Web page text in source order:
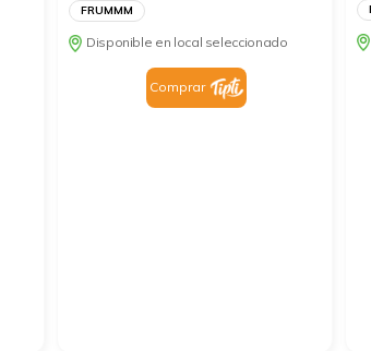
FRUMMM
Disponible en local seleccionado
Comprar